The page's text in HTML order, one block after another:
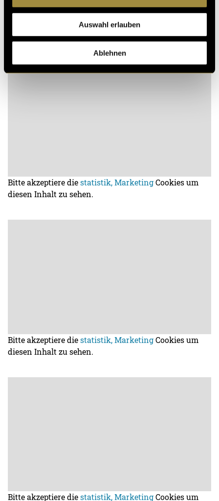
Auswahl erlauben
Ablehnen
Bitte akzeptiere diestatistik, MarketingCookies um
diesen Inhalt zu sehen.
Bitte akzeptiere diestatistik, MarketingCookies um
diesen Inhalt zu sehen.
Bitte akzeptiere diestatistik, MarketingCookies um